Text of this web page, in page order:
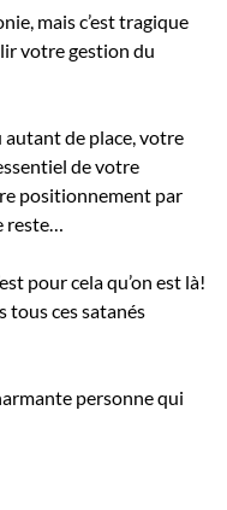
mais c’est tragique
votre gestion du
autant de place, votre
de votre
positionnement par
reste…
pour cela qu’on est là!
tous ces satanés
personne qui